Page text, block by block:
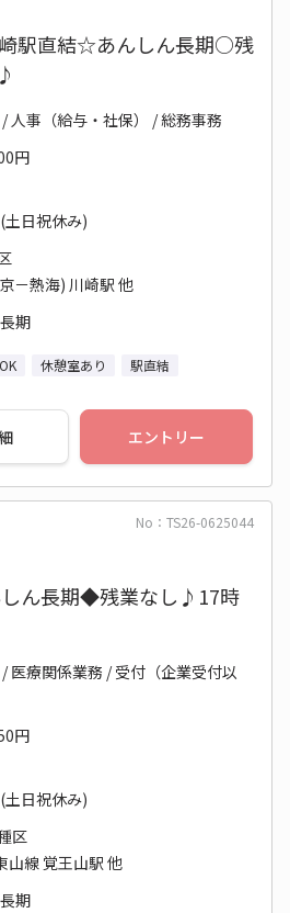
崎駅直結☆あんしん長期○残
人事（給与・社保） / 総務事務
円
土日祝休み)
－熱海) 川崎駅 他
期
休憩室あり 駅直結
エントリー
No：TS26-0625044
しん長期◆残業なし♪17時
医療関係業務 / 受付（企業受付以
円
土日祝休み)
区
山線 覚王山駅 他
期